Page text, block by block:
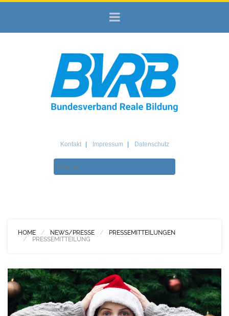
Kontakt Impressum Datenschutz
HOME NEWS/PRESSE
PRESSEMITTEILUNGEN
PRESSEMITTEILUNG